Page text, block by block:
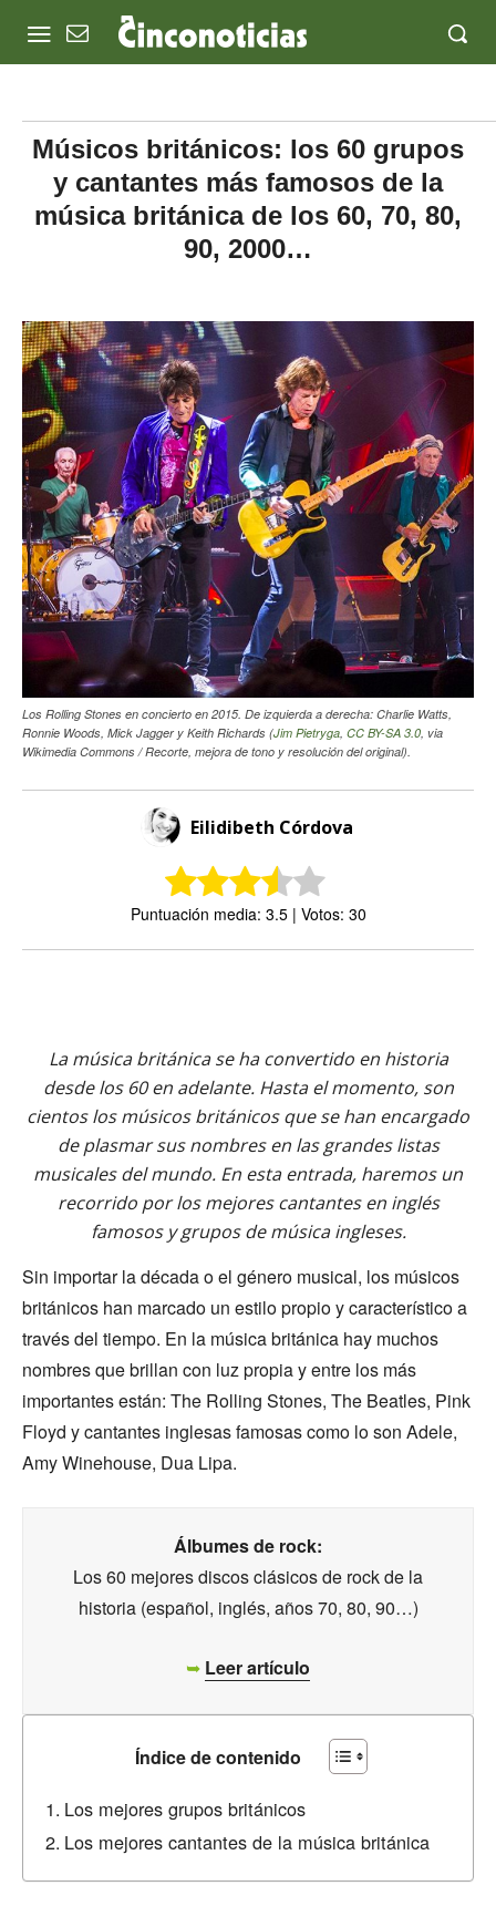
Músicos británicos: los 60 grupos
y cantantes más famosos de la
música británica de los 60, 70, 80,
90, 2000…
Los Rolling Stones en concierto en 2015. De izquierda a derecha: Charlie Watts,
Ronnie Woods, Mick Jagger y Keith Richards (Jim Pietryga, CC BY-SA 3.0, via
Wikimedia Commons / Recorte, mejora de tono y resolución del original).
Eilidibeth Córdova
Puntuación media: 3.5 | Votos: 30
La música británica se ha convertido en historia
desde los 60 en adelante. Hasta el momento, son
cientos los músicos británicos que se han encargado
de plasmar sus nombres en las grandes listas
musicales del mundo. En esta entrada, haremos un
recorrido por los mejores cantantes en inglés
famosos y grupos de música ingleses.
Sin importar la década o el género musical, los músicos
británicos han marcado un estilo propio y característico a
través del tiempo. En la música británica hay muchos
nombres que brillan con luz propia y entre los más
importantes están: The Rolling Stones, The Beatles, Pink
Floyd y cantantes inglesas famosas como lo son Adele,
Amy Winehouse, Dua Lipa.
Álbumes de rock:
Los 60 mejores discos clásicos de rock de la
historia (español, inglés, años 70, 80, 90…)
➥ Leer artículo
Índice de contenido
Los mejores grupos británicos
Los mejores cantantes de la música británica